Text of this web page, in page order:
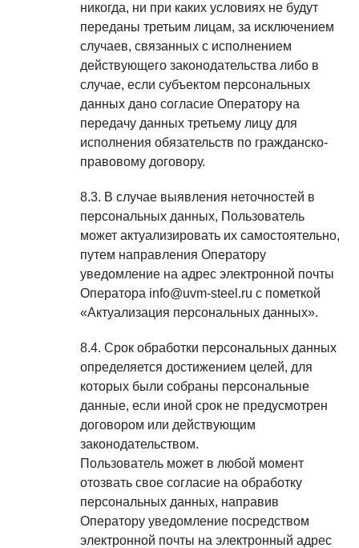
никогда, ни при каких условиях не будут
переданы третьим лицам, за исключением
случаев, связанных с исполнением
действующего законодательства либо в
случае, если субъектом персональных
данных дано согласие Оператору на
передачу данных третьему лицу для
исполнения обязательств по гражданско-
правовому договору.
В случае выявления неточностей в
персональных данных, Пользователь
может актуализировать их самостоятельно,
путем направления Оператору
уведомление на адрес электронной почты
Оператора info@uvm-steel.ru с пометкой
«Актуализация персональных данных».
Срок обработки персональных данных
определяется достижением целей, для
которых были собраны персональные
данные, если иной срок не предусмотрен
договором или действующим
законодательством.
Пользователь может в любой момент
отозвать свое согласие на обработку
персональных данных, направив
Оператору уведомление посредством
электронной почты на электронный адрес